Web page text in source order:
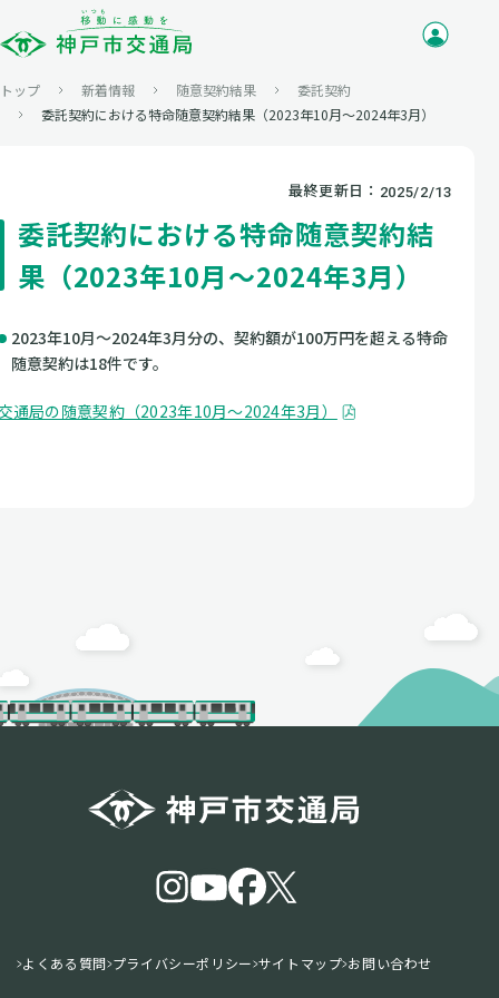
トップ 新着情報 随意契約結果
委託契約
委託契約における特命随意契約結果（2023年10月～2024年3月）
最終更新日： 2025/2/13
委託契約における特命随意契約結
果（2023年10月～2024年3月）
2023年10月～2024年3月分の、契約額が100万円を超える特命
随意契約は18件です。
通局の随意契約（2023年10月～2024年3月）
よくある質問 プライバシーポリシー サイトマップ お問い合わせ